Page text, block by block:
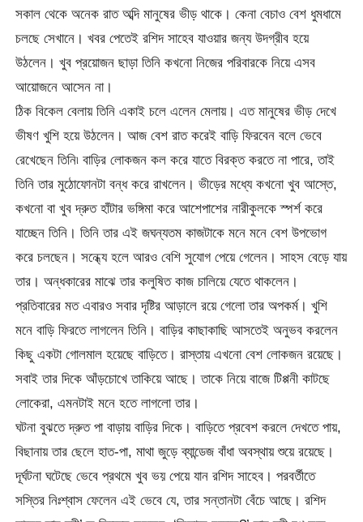
সকাল থেকে অনেক রাত অব্দি মানুষের ভীড় থাকে। কেনা বেচাও বেশ ধুমধামে
চলছে সেখানে। খবর পেতেই রশিদ সাহেব যাওয়ার জন্য উদগ্রীব হয়ে
উঠলেন। খুব প্রয়োজন ছাড়া তিনি কখনো নিজের পরিবারকে নিয়ে এসব
আয়োজনে আসেন না।
ঠিক বিকেল বেলায় তিনি একাই চলে এলেন মেলায়। এত মানুষের ভীড় দেখে
ভীষণ খুশি হয়ে উঠলেন। আজ বেশ রাত করেই বাড়ি ফিরবেন বলে ভেবে
রেখেছেন তিনি৷ বাড়ির লোকজন কল করে যাতে বিরক্ত করতে না পারে, তাই
তিনি তার মুঠোফোনটা বন্ধ করে রাখলেন। ভীড়ের মধ্যে কখনো খুব আস্তে,
কখনো বা খুব দ্রুত হাঁটার ভঙ্গিমা করে আশেপাশের নারীকুলকে স্পর্শ করে
যাচ্ছেন তিনি। তিনি তার এই জঘন্যতম কাজটাকে মনে মনে বেশ উপভোগ
করে চলছেন। সন্ধ্যে হলে আরও বেশি সুযোগ পেয়ে গেলেন। সাহস বেড়ে যায়
তার। অন্ধকারের মাঝে তার কলুষিত কাজ চালিয়ে যেতে থাকলেন।
প্রতিবারের মত এবারও সবার দৃষ্টির আড়ালে রয়ে গেলো তার অপকর্ম। খুশি
মনে বাড়ি ফিরতে লাগলেন তিনি। বাড়ির কাছাকাছি আসতেই অনুভব করলেন
কিছু একটা গোলমাল হয়েছে বাড়িতে। রাস্তায় এখনো বেশ লোকজন রয়েছে।
সবাই তার দিকে আঁড়চোখে তাকিয়ে আছে। তাকে নিয়ে বাজে টিপ্পনী কাটছে
লোকেরা, এমনটাই মনে হতে লাগলো তার।
ঘটনা বুঝতে দ্রুত পা বাড়ায় বাড়ির দিকে। বাড়িতে প্রবেশ করলে দেখতে পায়,
বিছানায় তার ছেলে হাত-পা, মাথা জুড়ে ব্যান্ডেজ বাঁধা অবস্থায় শুয়ে রয়েছে।
দূর্ঘটনা ঘটেছে ভেবে প্রথমে খুব ভয় পেয়ে যান রশিদ সাহেব। পরবর্তীতে
সস্তির নিঃশ্বাস ফেলেন এই ভেবে যে, তার সন্তানটা বেঁচে আছে। রশিদ